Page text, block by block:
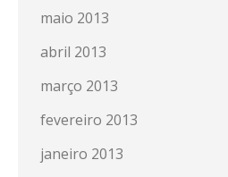
maio 2013
abril 2013
março 2013
fevereiro 2013
janeiro 2013